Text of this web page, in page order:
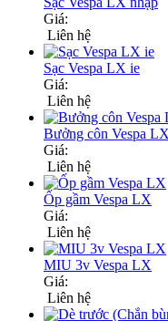
Giá:
Liên hệ
Sạc Vespa LX ie
Giá:
Liên hệ
Bưởng côn Vespa LX
Giá:
Liên hệ
Ốp gầm Vespa LX
Giá:
Liên hệ
MIU 3v Vespa LX
Giá:
Liên hệ